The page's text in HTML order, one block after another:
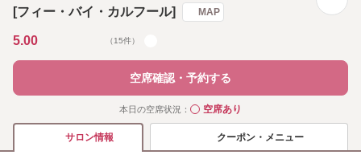
[フィー・バイ・カルフール]
MAP
5.00 （15件）
空席確認・予約する
本日の空席状況： ◯空席あり
サロン情報 クーポン・メニュー